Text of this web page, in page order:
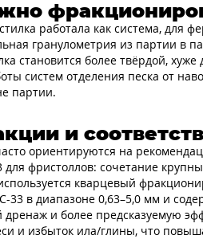
работала как система, для
гранулометрия из партии
становится более твёрдой,
систем отделения песка от
партии.
и
ориентируются на
для фристоллов: сочетание
кварцевый
C-33 в диапазоне 0,63–5,0 мм и
и более предсказуемую
и избыток ила/глины, что